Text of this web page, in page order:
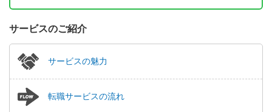
サービスのご紹介
サービスの魅力
転職サービスの流れ